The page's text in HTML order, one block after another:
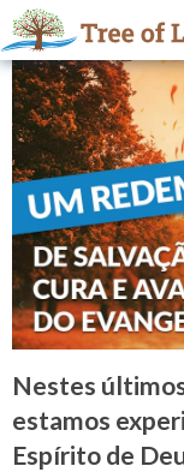
Nestes
estamos
Espírito de